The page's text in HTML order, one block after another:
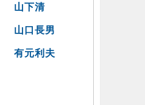
山下清
山口長男
有元利夫